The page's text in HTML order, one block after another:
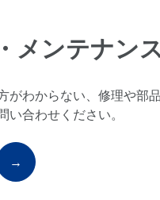
メンテナン
がわからない、修理や部
い合わせください。
→